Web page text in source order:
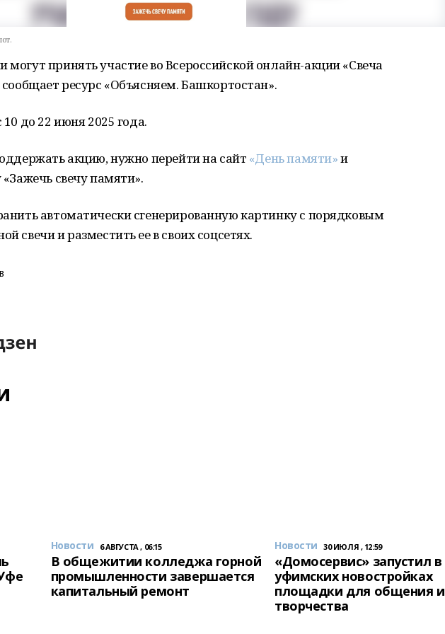
принять участие во Всероссийской онлайн-акции «Свеча
ресурс «Объясняем. Башкортостан».
до 22 июня 2025 года.
акцию, нужно перейти на сайт «День памяти»и
свечу памяти».
автоматически сгенерированную картинку с порядковым
свечи и разместить ее в своих соцсетях.
Новости 6 АВГУСТА , 06:15
В общежитии колледжа горной
промышленности завершается
капитальный ремонт
Новости 30 ИЮЛЯ , 12:59
«Домосервис» запустил в
уфимских новостройках
площадки для общения и
творчества